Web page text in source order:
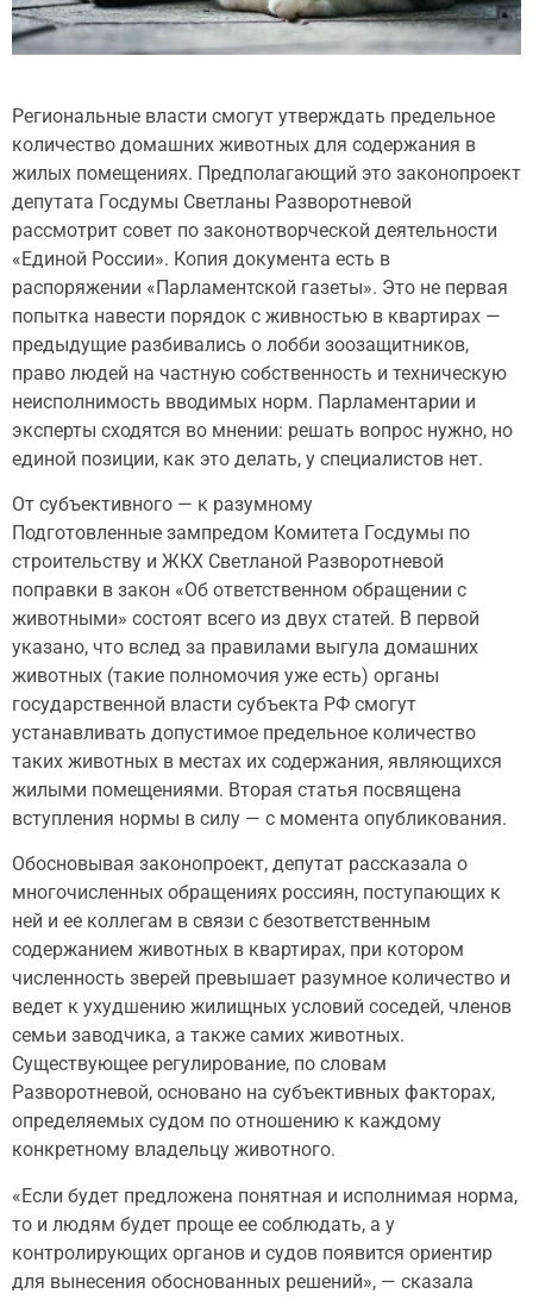
Региональные власти смогут утверждать предельное
количество домашних животных для содержания в
жилых помещениях. Предполагающий это законопроект
депутата Госдумы Светланы Разворотневой
рассмотрит совет по законотворческой деятельности
«Единой России». Копия документа есть в
распоряжении «Парламентской газеты». Это не первая
попытка навести порядок с живностью в квартирах —
предыдущие разбивались о лобби зоозащитников,
право людей на частную собственность и техническую
неисполнимость вводимых норм. Парламентарии и
эксперты сходятся во мнении: решать вопрос нужно, но
единой позиции, как это делать, у специалистов нет.
От субъективного — к разумному
Подготовленные зампредом Комитета Госдумы по
строительству и ЖКХ Светланой Разворотневой
поправки в закон «Об ответственном обращении с
животными» состоят всего из двух статей. В первой
указано, что вслед за правилами выгула домашних
животных (такие полномочия уже есть) органы
государственной власти субъекта РФ смогут
устанавливать допустимое предельное количество
таких животных в местах их содержания, являющихся
жилыми помещениями. Вторая статья посвящена
вступления нормы в силу — с момента опубликования.
Обосновывая законопроект, депутат рассказала о
многочисленных обращениях россиян, поступающих к
ней и ее коллегам в связи с безответственным
содержанием животных в квартирах, при котором
численность зверей превышает разумное количество и
ведет к ухудшению жилищных условий соседей, членов
семьи заводчика, а также самих животных.
Существующее регулирование, по словам
Разворотневой, основано на субъективных факторах,
определяемых судом по отношению к каждому
конкретному владельцу животного.
«Если будет предложена понятная и исполнимая норма,
то и людям будет проще ее соблюдать, а у
контролирующих органов и судов появится ориентир
для вынесения обоснованных решений», — сказала